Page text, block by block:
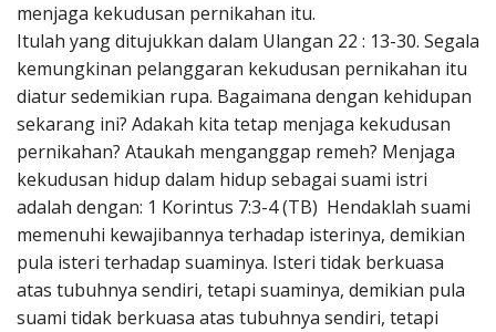
menjaga kekudusan pernikahan itu.
Itulah yang ditujukkan dalam Ulangan 22 : 13-30. Segala
kemungkinan pelanggaran kekudusan pernikahan itu
diatur sedemikian rupa. Bagaimana dengan kehidupan
sekarang ini? Adakah kita tetap menjaga kekudusan
pernikahan? Ataukah menganggap remeh? Menjaga
kekudusan hidup dalam hidup sebagai suami istri
adalah dengan: 1 Korintus 7:3-4 (TB) Hendaklah suami
memenuhi kewajibannya terhadap isterinya, demikian
pula isteri terhadap suaminya. Isteri tidak berkuasa
atas tubuhnya sendiri, tetapi suaminya, demikian pula
suami tidak berkuasa atas tubuhnya sendiri, tetapi